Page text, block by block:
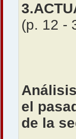
(p. 12 -
el
de la